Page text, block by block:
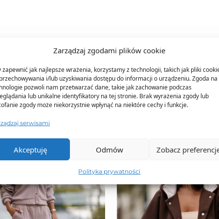
Zarządzaj zgodami plików cookie
zapewnić jak najlepsze wrażenia, korzystamy z technologii, takich jak pliki
i/lub uzyskiwania dostępu do informacji o urządzeniu. Zgoda na
pozwoli nam przetwarzać dane, takie jak zachowanie podczas
lub unikalne identyfikatory na tej stronie. Brak wyrażenia zgody lub
zgody może niekorzystnie wpłynąć na niektóre cechy i funkcje.
serwisami
Akceptuję Odmów Zobacz
Polityka prywatności
TO SIĘ TERAZ SPRZEDAJE